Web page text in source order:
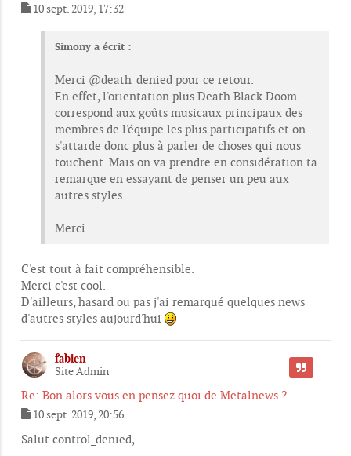
10 sept. 2019, 17:32
Simony a écrit :
Merci @death_denied pour ce retour.
En effet, l'orientation plus Death Black Doom
correspond aux goûts musicaux principaux des
membres de l'équipe les plus participatifs et on
s'attarde donc plus à parler de choses qui nous
touchent. Mais on va prendre en considération ta
remarque en essayant de penser un peu aux
autres styles.
Merci
C'est tout à fait compréhensible.
Merci c'est cool.
D'ailleurs, hasard ou pas j'ai remarqué quelques news
d'autres styles aujourd'hui
fabien
Site Admin
Re: Bon alors vous en pensez quoi de Metalnews ?
CITER
e
10 sept. 2019, 20:56
Salut control_denied,